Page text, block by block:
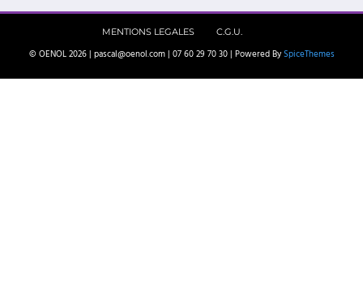
MENTIONS LEGALES C.G.U.
© OENOL 2026 | pascal@oenol.com | 07 60 29 70 30 | Powered By SpiceThemes